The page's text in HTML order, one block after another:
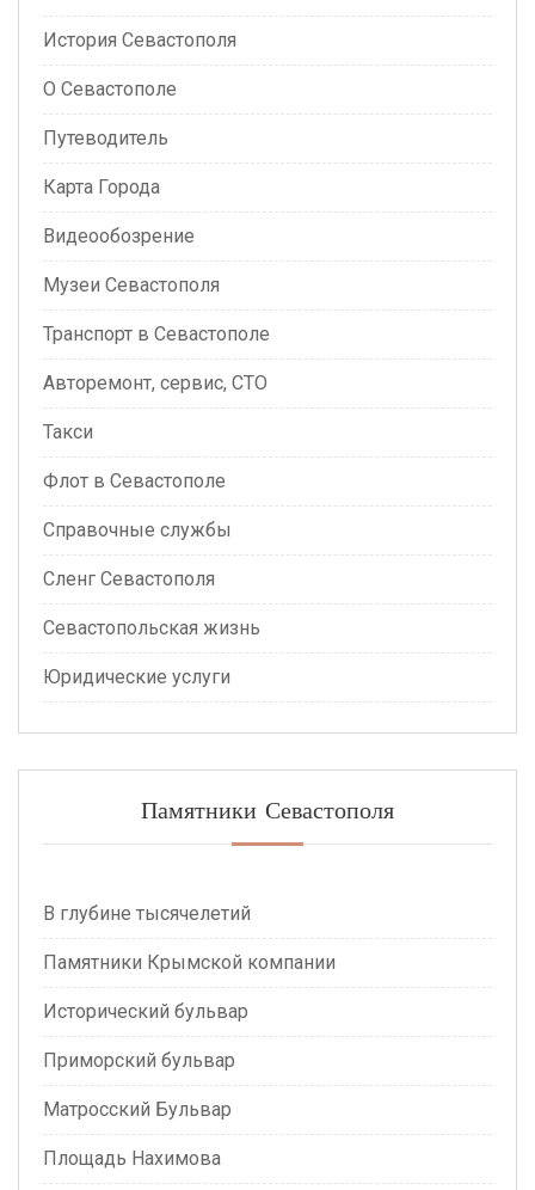
История Севастополя
О Севастополе
Путеводитель
Карта Города
Видеообозрение
Музеи Севастополя
Транспорт в Севастополе
Авторемонт, сервис, СТО
Такси
Флот в Севастополе
Справочные службы
Сленг Севастополя
Севастопольская жизнь
Юридические услуги
Памятники Севастополя
В глубине тысячелетий
Памятники Крымской компании
Исторический бульвар
Приморский бульвар
Матросский Бульвар
Площадь Нахимова